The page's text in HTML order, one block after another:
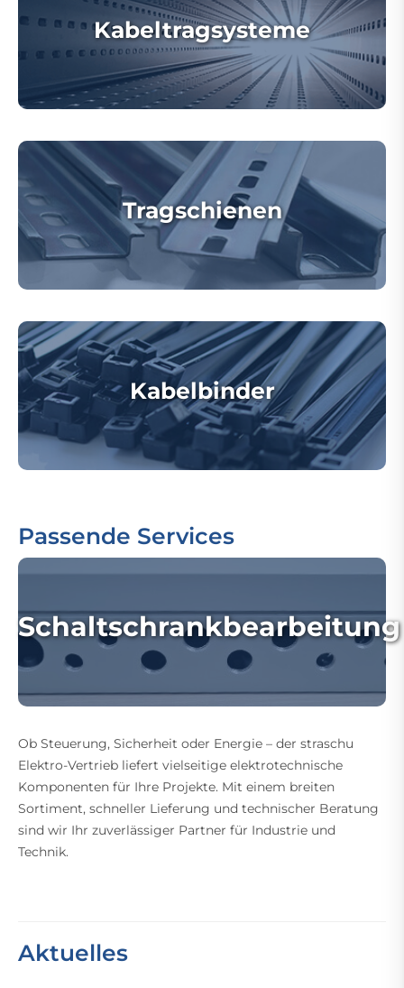
Kabeltragsysteme
Tragschienen
Kabelbinder
Passende Services
Schaltschrankbearbeitung
Ob Steuerung, Sicherheit oder Energie – der straschu
Elektro-Vertrieb liefert vielseitige elektrotechnische
Komponenten für Ihre Projekte. Mit einem breiten
Sortiment, schneller Lieferung und technischer Beratung
sind wir Ihr zuverlässiger Partner für Industrie und
Technik.
Aktuelles